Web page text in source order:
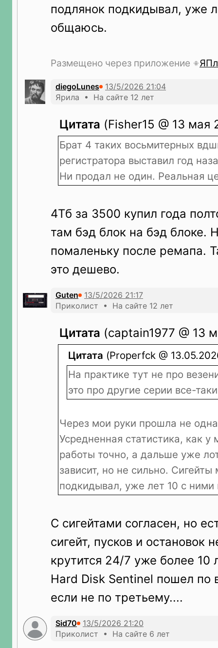
подлянок подкидывал, уже
общаюсь.
Размещено через приложение
diegoLunes
Ярила • На сайте 12 лет
Цитата (Fisher15 @ 13 мая
Брат 4 таких восьмитерных
регистратора выставил год
Ни продал не один. Реальная
4Тб за 3500 купил года
там бэд блок на бэд блоке.
помаленьку после ремапа.
это дешево.
Guten
Приколист • На сайте 12 лет
Цитата (captain1977 @ 13
Цитата (Properfck @
На практике тут не про
это про другие серии все-
Через мои руки прошла не одна
Усредненная статистика, как
работы точно, а дальше уже
зависит, но не сильно. Сигейты
подкидывал, уже лет 10 с
С сигейтами согласен, но
сигейт, пусков и остановок
крутится 24/7 уже более 10
Hard Disk Sentinel пошел по
если не по третьему....
Sid70
Приколист • На сайте 6 лет